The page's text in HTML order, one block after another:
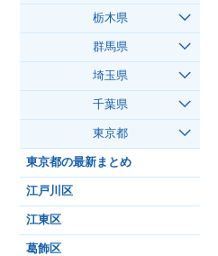
栃木県
群馬県
埼玉県
千葉県
東京都
東京都の最新まとめ
江戸川区
江東区
葛飾区